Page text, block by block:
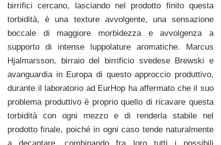
birrifici cercano, lasciando nel prodotto finito questa
torbidità, è una texture avvolgente, una sensazione
boccale di maggiore morbidezza e avvolgenza a
supporto di intense luppolature aromatiche. Marcus
Hjalmarsson, birraio del birrificio svedese Brewski e
avanguardia in Europa di questo approccio produttivo,
durante il laboratorio ad EurHop ha affermato che il suo
problema produttivo è proprio quello di ricavare questa
torbidità con ogni mezzo e di renderla stabile nel
prodotto finale, poiché in ogni caso tende naturalmente
a decantare, combinando fra loro tutti i possibili